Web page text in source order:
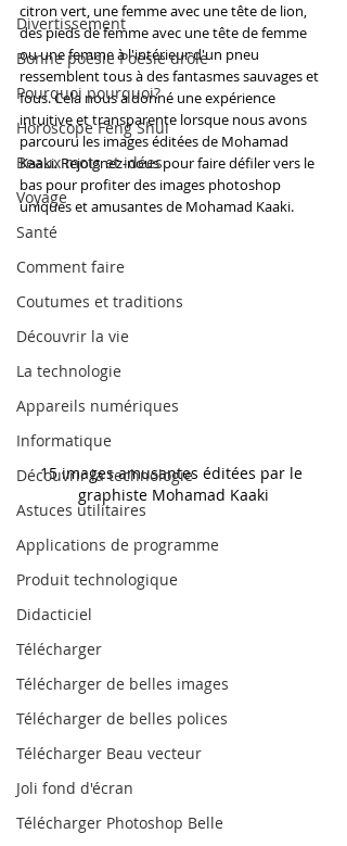
Divertissement
Bonne poésie Poésie drôle
Pourquoi pourquoi?
Horoscope Feng Shui
Beaux mots et idées
Voyage
Santé
Comment faire
Coutumes et traditions
Découvrir la vie
La technologie
Appareils numériques
Informatique
Découvrir la technologie
Astuces utilitaires
Applications de programme
Produit technologique
Didacticiel
Télécharger
Télécharger de belles images
Télécharger de belles polices
Télécharger Beau vecteur
Joli fond d'écran
Télécharger Photoshop Belle
citron vert, une femme avec une tête de lion,
des pieds de femme avec une tête de femme
ou une femme à l'intérieur d'un pneu
ressemblent tous à des fantasmes sauvages et
fous. Cela nous a donné une expérience
intuitive et transparente lorsque nous avons
parcouru les images éditées de Mohamad
Kaaki. Rejoignez-nous pour faire défiler vers le
bas pour profiter des images photoshop
uniques et amusantes de Mohamad Kaaki.
15 images amusantes éditées par le
graphiste Mohamad Kaaki